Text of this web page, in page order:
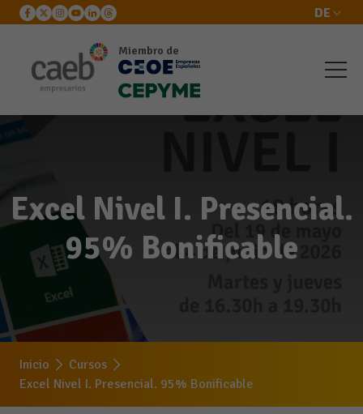
DE
Miembro de
Excel Nivel I. Presencial.
95% Bonificable
Inicio
Cursos
Excel Nivel I. Presencial. 95% Bonificable